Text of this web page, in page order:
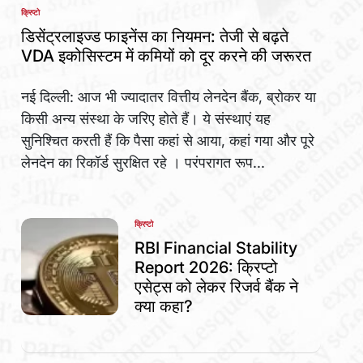
POSTED
IN
क्रिप्टो
डिसेंट्रलाइज्ड फाइनेंस का नियमन: तेजी से बढ़ते
VDA इकोसिस्टम में कमियों को दूर करने की जरूरत
नई दिल्ली: आज भी ज्यादातर वित्तीय लेनदेन बैंक, ब्रोकर या
किसी अन्य संस्था के जरिए होते हैं। ये संस्थाएं यह
सुनिश्चित करती हैं कि पैसा कहां से आया, कहां गया और पूरे
लेनदेन का रिकॉर्ड सुरक्षित रहे । परंपरागत रूप...
POSTED
IN
क्रिप्टो
RBI Financial Stability
Report 2026: क्रिप्टो
एसेट्स को लेकर रिजर्व बैंक ने
क्या कहा?